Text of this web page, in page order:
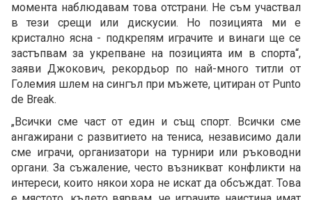
момента наблюдавам това отстрани. Не съм участвал
в тези срещи или дискусии. Но позицията ми е
кристално ясна - подкрепям играчите и винаги ще се
застъпвам за укрепване на позицията им в спорта“,
заяви Джокович, рекордьор по най-много титли от
Големия шлем на сингъл при мъжете, цитиран от Punto
de Break.
„Всички сме част от един и същ спорт. Всички сме
ангажирани с развитието на тениса, независимо дали
сме играчи, организатори на турнири или ръководни
органи. За съжаление, често възникват конфликти на
интереси, които някои хора не искат да обсъждат. Това